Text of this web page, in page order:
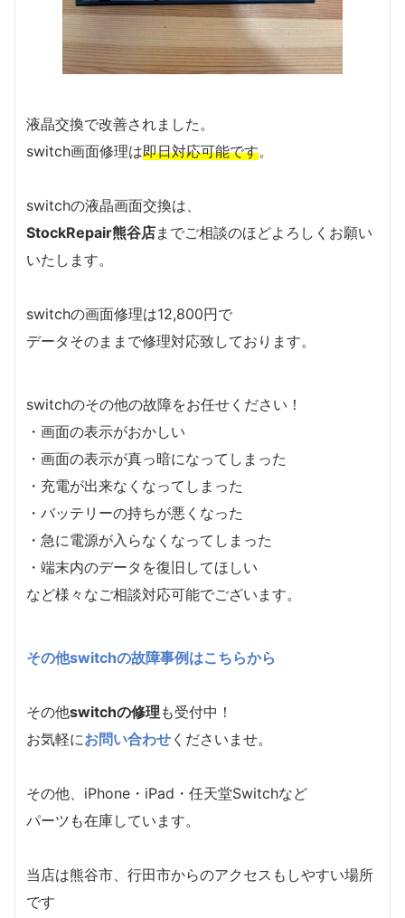
液晶交換で改善されました。
switch画面修理は即日対応可能です。
switchの液晶画面交換は、
StockRepair熊谷店までご相談のほどよろしくお願い
いたします。
switchの画面修理は12,800円で
データそのままで修理対応致しております。
switchのその他の故障をお任せください！
・画面の表示がおかしい
・画面の表示が真っ暗になってしまった
・充電が出来なくなってしまった
・バッテリーの持ちが悪くなった
・急に電源が入らなくなってしまった
・端末内のデータを復旧してほしい
など様々なご相談対応可能でございます。
その他switchの故障事例はこちらから
その他switchの修理 も受付中！
お気軽にお問い合わせ くださいませ。
その他、iPhone・iPad・任天堂Switchなど
パーツも在庫しています。
当店は熊谷市、行田市からのアクセスもしやすい場所
です